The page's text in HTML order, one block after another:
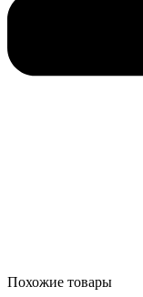
Похожие товары